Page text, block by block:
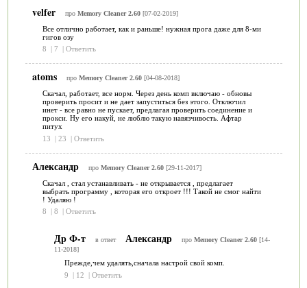
velfer про Memory Cleaner 2.60[07-02-2019]
Все отлично работает, как и раньше! нужная прога даже для 8-ми
гигов озу
8
| 7 | Ответить
atoms про Memory Cleaner 2.60[04-08-2018]
Скачал, работает, все норм. Через день комп включаю - обновы
проверить просит и не дает запуститься без этого. Отключил
инет - все равно не пускает, предлагая проверить соединение и
прокси. Ну его накуй, не люблю такую навязчивость. Афтар
питух
13
| 23 | Ответить
Александр про Memory Cleaner 2.60[29-11-2017]
Скачал , стал устанавливать - не открывается , предлагает
выбрать программу , которая его откроет !!! Такой не смог найти
! Удаляю !
8
| 8 | Ответить
Др Ф-т в ответ Александр про Memory Cleaner 2.60[14-
11-2018]
Прежде,чем удалять,сначала настрой свой комп.
9
| 12 | Ответить